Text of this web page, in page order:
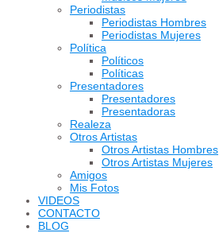
Periodistas
Periodistas Hombres
Periodistas Mujeres
Política
Políticos
Políticas
Presentadores
Presentadores
Presentadoras
Realeza
Otros Artistas
Otros Artistas Hombres
Otros Artistas Mujeres
Amigos
Mis Fotos
VIDEOS
CONTACTO
BLOG